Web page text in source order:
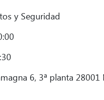
y Seguridad
6, 3ª planta